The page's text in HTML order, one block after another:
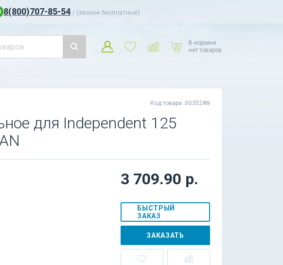
8(800)707-85-54 / (звонок бесплатный)
В корзине
нет товаров
Код товара: 0G352AN
для Independent 125
3 709.90 р.
БЫСТРЫЙ
ЗАКАЗ
ЗАКАЗАТЬ